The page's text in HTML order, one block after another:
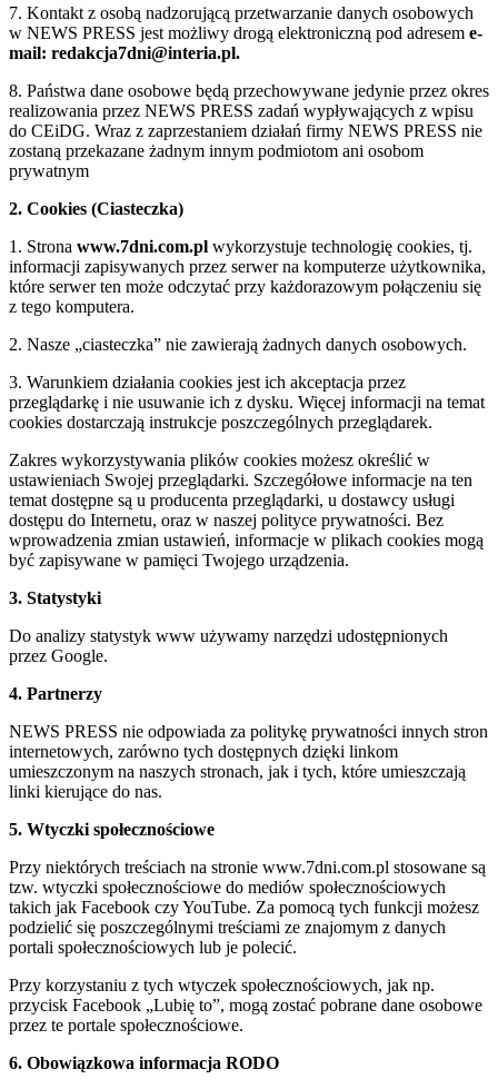
7. Kontakt z osobą nadzorującą przetwarzanie danych osobowych
w NEWS PRESS jest możliwy drogą elektroniczną pod adresem e-
mail: redakcja7dni@interia.pl.
8. Państwa dane osobowe będą przechowywane jedynie przez okres
realizowania przez NEWS PRESS zadań wypływających z wpisu
do CEiDG. Wraz z zaprzestaniem działań firmy NEWS PRESS nie
zostaną przekazane żadnym innym podmiotom ani osobom
prywatnym
2. Cookies (Ciasteczka)
1. Strona www.7dni.com.pl wykorzystuje technologię cookies, tj.
informacji zapisywanych przez serwer na komputerze użytkownika,
które serwer ten może odczytać przy każdorazowym połączeniu się
z tego komputera.
2. Nasze „ciasteczka” nie zawierają żadnych danych osobowych.
3. Warunkiem działania cookies jest ich akceptacja przez
przeglądarkę i nie usuwanie ich z dysku. Więcej informacji na temat
cookies dostarczają instrukcje poszczególnych przeglądarek.
Zakres wykorzystywania plików cookies możesz określić w
ustawieniach Swojej przeglądarki. Szczegółowe informacje na ten
temat dostępne są u producenta przeglądarki, u dostawcy usługi
dostępu do Internetu, oraz w naszej polityce prywatności. Bez
wprowadzenia zmian ustawień, informacje w plikach cookies mogą
być zapisywane w pamięci Twojego urządzenia.
3. Statystyki
Do analizy statystyk www używamy narzędzi udostępnionych
przez Google.
4. Partnerzy
NEWS PRESS nie odpowiada za politykę prywatności innych stron
internetowych, zarówno tych dostępnych dzięki linkom
umieszczonym na naszych stronach, jak i tych, które umieszczają
linki kierujące do nas.
5. Wtyczki społecznościowe
Przy niektórych treściach na stronie www.7dni.com.pl stosowane są
tzw. wtyczki społecznościowe do mediów społecznościowych
takich jak Facebook czy YouTube. Za pomocą tych funkcji możesz
podzielić się poszczególnymi treściami ze znajomym z danych
portali społecznościowych lub je polecić.
Przy korzystaniu z tych wtyczek społecznościowych, jak np.
przycisk Facebook „Lubię to”, mogą zostać pobrane dane osobowe
przez te portale społecznościowe.
6. Obowiązkowa informacja RODO